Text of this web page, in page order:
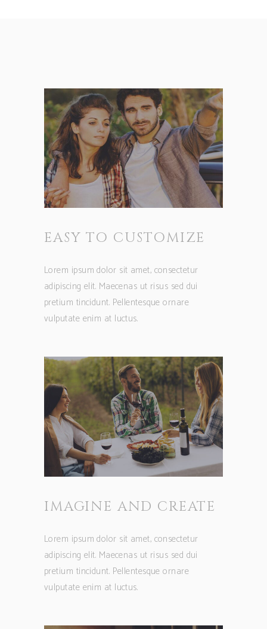
EASY TO CUSTOMIZE
Lorem ipsum dolor sit amet, consectetur
adipiscing elit. Maecenas ut risus sed dui
pretium tincidunt. Pellentesque ornare
vulputate enim at luctus.
IMAGINE AND CREATE
Lorem ipsum dolor sit amet, consectetur
adipiscing elit. Maecenas ut risus sed dui
pretium tincidunt. Pellentesque ornare
vulputate enim at luctus.